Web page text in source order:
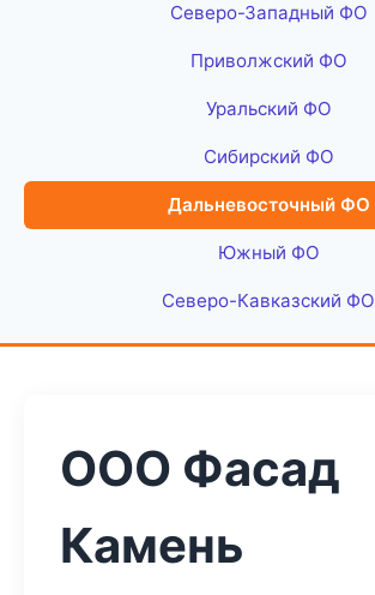
Северо-Западный ФО
Приволжский ФО
Уральский ФО
Сибирский ФО
Дальневосточный ФО
Южный ФО
Северо-Кавказский ФО
ООО Фасад
Камень